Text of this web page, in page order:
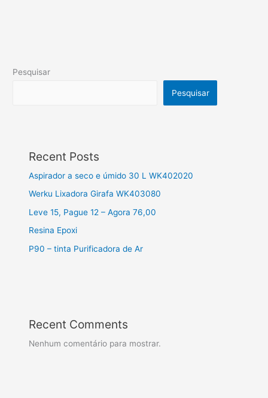
Pesquisar
Pesquisar
Recent Posts
Aspirador a seco e úmido 30 L WK402020
Werku Lixadora Girafa WK403080
Leve 15, Pague 12 – Agora 76,00
Resina Epoxi
P90 – tinta Purificadora de Ar
Recent Comments
Nenhum comentário para mostrar.